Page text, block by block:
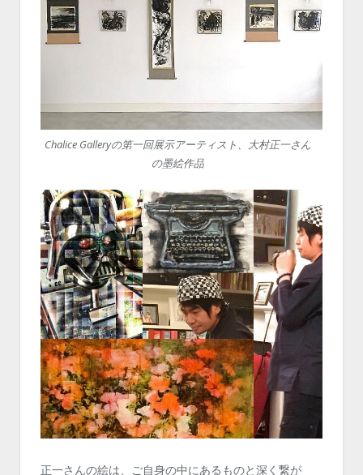
Chalice Galleryの第一回展示アーティスト、大村正一さん
の墨絵作品
正一さんの絵は、ご自身の中にあるものと深く繋が